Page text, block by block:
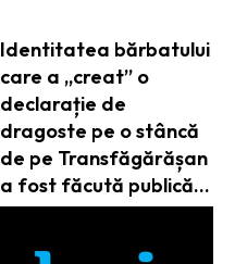
Identitatea bărbatului
care a „creat” o
declarație de
dragoste pe o stâncă
de pe Transfăgărășan
a fost făcută publică…